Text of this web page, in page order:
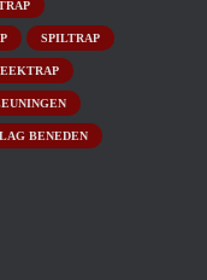
SPILTRAP
BENEDEN